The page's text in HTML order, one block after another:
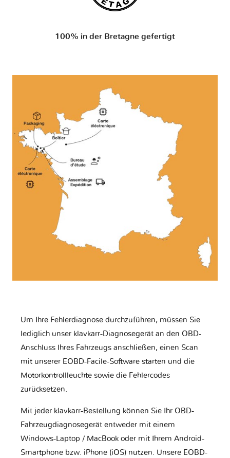
100% in der Bretagne gefertigt
Um Ihre Fehlerdiagnose durchzuführen, müssen Sie
lediglich unser klavkarr-Diagnosegerät an den OBD-
Anschluss Ihres Fahrzeugs anschließen, einen Scan
mit unserer EOBD-Facile-Software starten und die
Motorkontrollleuchte sowie die Fehlercodes
zurücksetzen.
Mit jeder klavkarr-Bestellung können Sie Ihr OBD-
Fahrzeugdiagnosegerät entweder mit einem
Windows-Laptop / MacBook oder mit Ihrem Android-
Smartphone bzw. iPhone (iOS) nutzen. Unsere EOBD-